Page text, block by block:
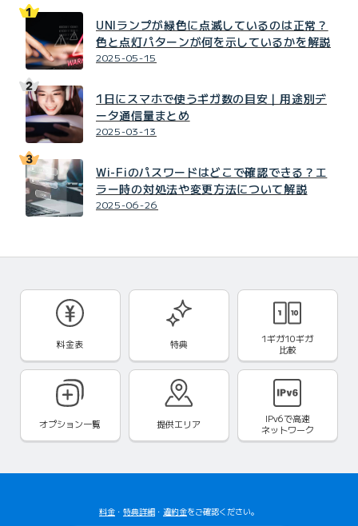
UNIランプが緑色に点滅しているのは正常？
色と点灯パターンが何を示しているかを解説
2025-05-15
1日にスマホで使うギガ数の目安｜用途別デ
ータ通信量まとめ
2025-03-13
Wi-Fiのパスワードはどこで確認できる？エ
ラー時の対処法や変更方法について解説
2025-06-26
料金表 特典
1ギガ10ギガ
比較
オプション一覧 提供エリア IPv6で高速
ネットワーク
料金 ・ 特典詳細 ・ 違約金をご確認ください。